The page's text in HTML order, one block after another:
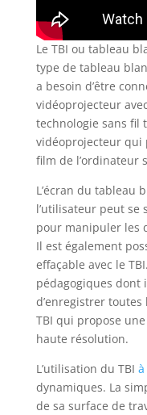
Le TBI ou tableau
type de tableau
a besoin d’être
vidéoprojecteur
technologie sans fil
vidéoprojecteur qui
film de l’ordinateur
L’écran du tableau
l’utilisateur peut se
pour manipuler les
Il est également
effaçable avec le
pédagogiques dont
d’enregistrer
TBI qui propose
haute résolution.
L’utilisation du TBI à
dynamiques. La
de sa surface de